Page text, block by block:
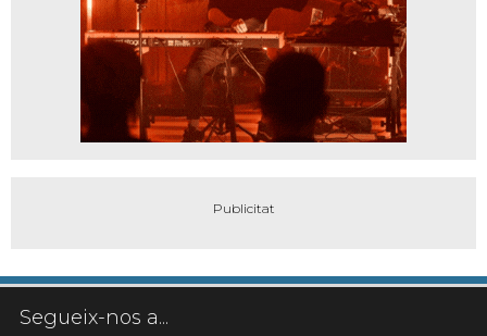
Segueix-nos a...